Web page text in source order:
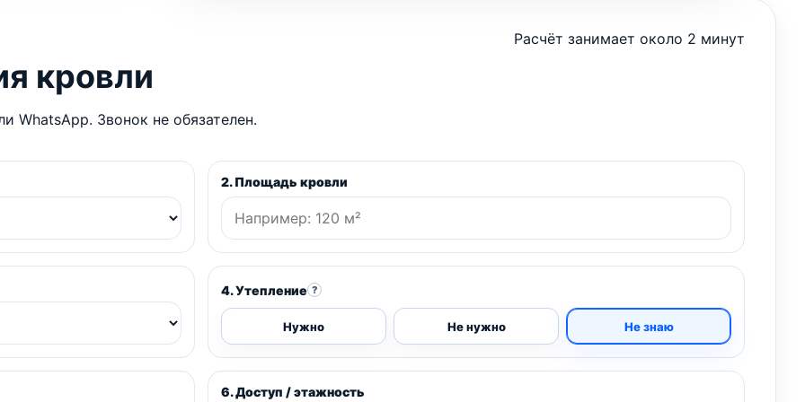
кровли
WhatsApp. Звонок не обязателен.
Расчёт занимает около 2 минут
2. Площадь кровли
4. Утепление ?
Нужно Не нужно Не знаю
6. Доступ / этажность